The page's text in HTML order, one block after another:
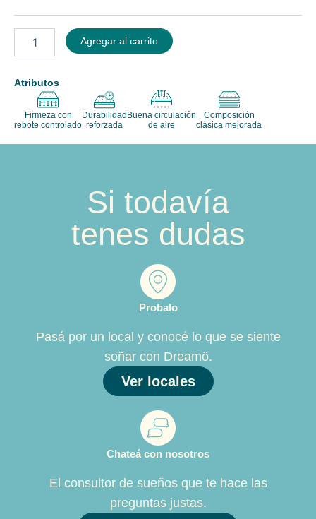
Agregar al carrito
Atributos
Firmeza con
rebote controlado
Durabilidad
reforzada
Buena circulación
de aire
Composición
clásica mejorada
Si todavía
tenes dudas
Probalo
Pasá por un local y conocé lo que se siente
soñar con Dreamö.
Ver locales
Chateá con nosotros
El consultor de sueños que te hace las
preguntas justas.